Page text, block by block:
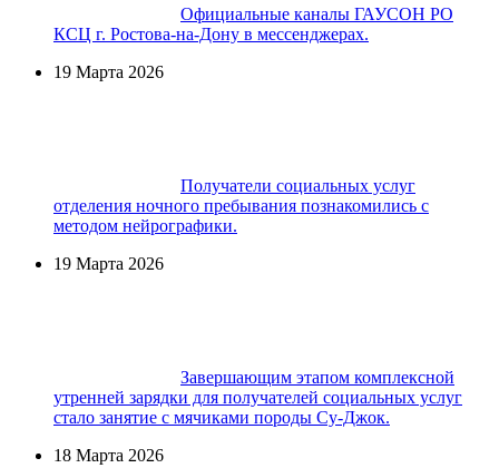
Официальные каналы ГАУСОН РО
КСЦ г. Ростова-на-Дону в мессенджерах.
19 Марта 2026
Получатели социальных услуг
отделения ночного пребывания познакомились с
методом нейрографики.
19 Марта 2026
Завершающим этапом комплексной
утренней зарядки для получателей социальных услуг
стало занятие с мячиками породы Су-Джок.
18 Марта 2026